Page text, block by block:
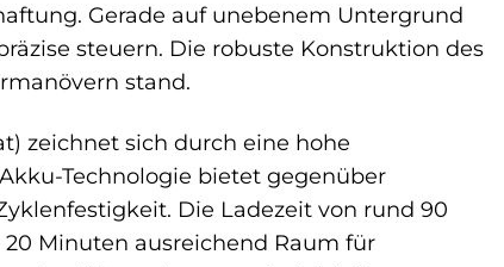
Gerade auf unebenem Untergrund
steuern. Die robuste Konstruktion des
stand.
zeichnet sich durch eine hohe
Technologie bietet gegenüber
Die Ladezeit von rund 90
Minuten ausreichend Raum für